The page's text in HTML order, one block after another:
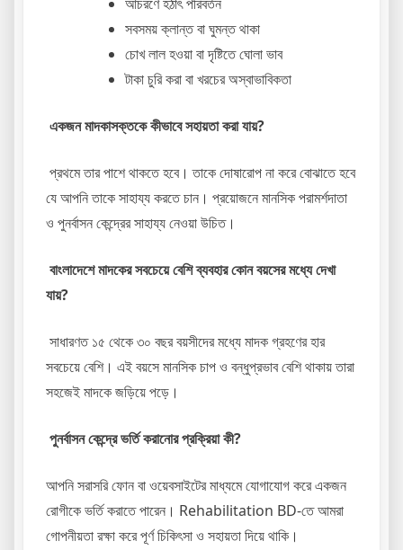
সবসময় ক্লান্ত বা ঘুমন্ত থাকা
চোখ লাল হওয়া বা দৃষ্টিতে ঘোলা ভাব
টাকা চুরি করা বা খরচের অস্বাভাবিকতা
একজন মাদকাসক্তকে কীভাবে সহায়তা করা যায়?
প্রথমে তার পাশে থাকতে হবে। তাকে দোষারোপ না করে বোঝাতে হবে
যে আপনি তাকে সাহায্য করতে চান। প্রয়োজনে মানসিক পরামর্শদাতা
ও পুনর্বাসন কেন্দ্রের সাহায্য নেওয়া উচিত।
বাংলাদেশে মাদকের সবচেয়ে বেশি ব্যবহার কোন বয়সের মধ্যে দেখা
যায়?
সাধারণত ১৫ থেকে ৩০ বছর বয়সীদের মধ্যে মাদক গ্রহণের হার
সবচেয়ে বেশি। এই বয়সে মানসিক চাপ ও বন্ধুপ্রভাব বেশি থাকায় তারা
সহজেই মাদকে জড়িয়ে পড়ে।
পুনর্বাসন কেন্দ্রে ভর্তি করানোর প্রক্রিয়া কী?
আপনি সরাসরি ফোন বা ওয়েবসাইটের মাধ্যমে যোগাযোগ করে একজন
রোগীকে ভর্তি করাতে পারেন। Rehabilitation BD-তে আমরা
গোপনীয়তা রক্ষা করে পূর্ণ চিকিৎসা ও সহায়তা দিয়ে থাকি।